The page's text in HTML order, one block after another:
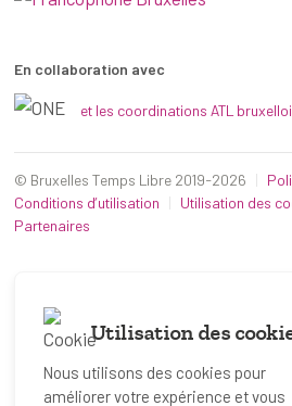
En collaboration avec
et les coordinations ATL
© Bruxelles Temps Libre 2019-2026
Conditions d’utilisation
Utilisation des
Partenaires
Utilisation des
Nous utilisons des cookies pour
améliorer votre expérience et vous